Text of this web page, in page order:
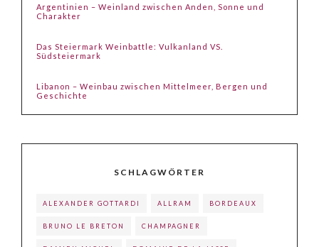
Argentinien – Weinland zwischen Anden, Sonne und
Charakter
Das Steiermark Weinbattle: Vulkanland VS.
Südsteiermark
Libanon – Weinbau zwischen Mittelmeer, Bergen und
Geschichte
SCHLAGWÖRTER
ALEXANDER GOTTARDI ALLRAM BORDEAUX
BRUNO LE BRETON CHAMPAGNER